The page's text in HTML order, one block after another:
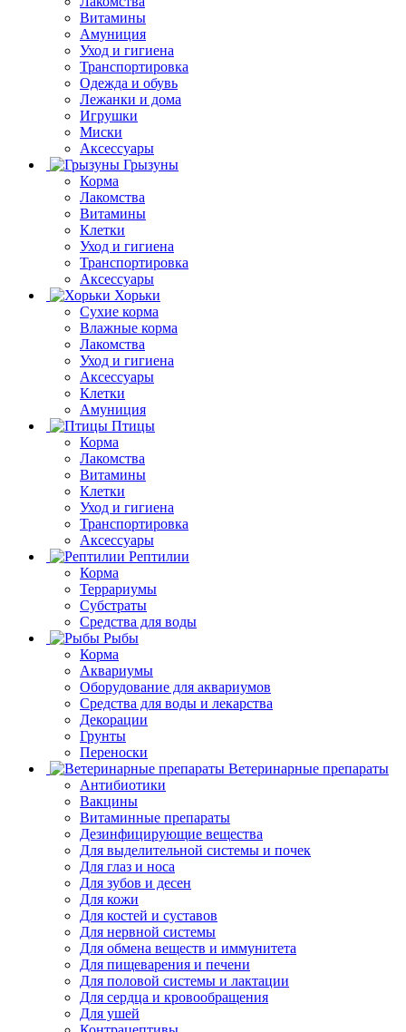
Витамины
Амуниция
Уход и гигиена
Транспортировка
Одежда и обувь
Лежанки и дома
Игрушки
Миски
Аксессуары
Грызуны
Корма
Лакомства
Витамины
Клетки
Уход и гигиена
Транспортировка
Аксессуары
Хорьки
Сухие корма
Влажные корма
Лакомства
Уход и гигиена
Аксессуары
Клетки
Амуниция
Птицы
Корма
Лакомства
Витамины
Клетки
Уход и гигиена
Транспортировка
Аксессуары
Рептилии
Корма
Террариумы
Субстраты
Средства для воды
Рыбы
Корма
Аквариумы
Оборудование для аквариумов
Средства для воды и лекарства
Декорации
Грунты
Переноски
Ветеринарные препараты
Антибиотики
Вакцины
Витаминные препараты
Дезинфицирующие вещества
Для выделительной системы и почек
Для глаз и носа
Для зубов и десен
Для кожи
Для костей и суставов
Для нервной системы
Для обмена веществ и иммунитета
Для пищеварения и печени
Для половой системы и лактации
Для сердца и кровообращения
Для ушей